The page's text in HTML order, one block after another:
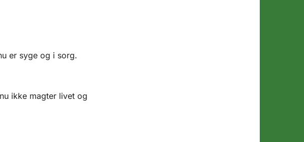
er syge og i sorg.
ikke magter livet og